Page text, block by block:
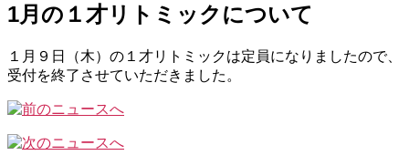
1月の１才リトミックについて
１月９日（木）の１才リトミックは定員になりましたので、
受付を終了させていただきました。